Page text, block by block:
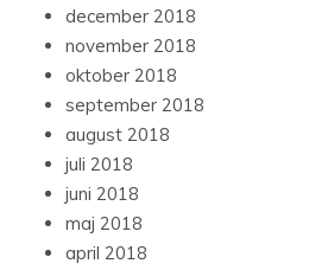
december 2018
november 2018
oktober 2018
september 2018
august 2018
juli 2018
juni 2018
maj 2018
april 2018